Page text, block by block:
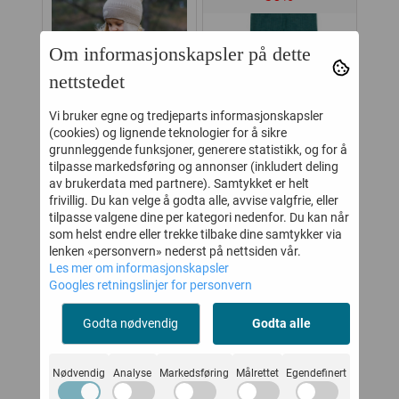
LILLELAM
SPARKEDRESS ULL
CLASSIC BRUN
999,-
Kjøp
JOHA LEGGINGS
COLOURFULL
PEACOCK MELANGE
Kjøp
Om informasjonskapsler på dette
nettstedet
Vi bruker egne og tredjeparts informasjonskapsler
(cookies) og lignende teknologier for å sikre
grunnleggende funksjoner, generere statistikk, og for å
tilpasse markedsføring og annonser (inkludert deling
av brukerdata med partnere). Samtykket er helt
frivillig. Du kan velge å godta alle, avvise valgfrie, eller
tilpasse valgene dine per kategori nedenfor. Du kan når
som helst endre eller trekke tilbake dine samtykker via
lenken «personvern» nederst på nettsiden vår.
Les mer om informasjonskapsler
Googles retningslinjer for personvern
Godta nødvendig Godta alle
Nødvendig Analyse Markedsføring Målrettet Egendefinert